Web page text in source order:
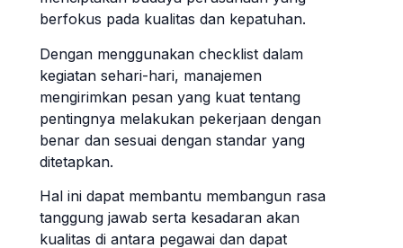
berfokus pada kualitas dan kepatuhan.
Dengan menggunakan checklist dalam
kegiatan sehari-hari, manajemen
mengirimkan pesan yang kuat tentang
pentingnya melakukan pekerjaan dengan
benar dan sesuai dengan standar yang
ditetapkan.
Hal ini dapat membantu membangun rasa
tanggung jawab serta kesadaran akan
kualitas di antara pegawai dan dapat